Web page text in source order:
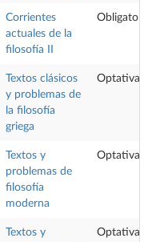
Corrientes
actuales de la
filosofía II
Obligatoria
Textos clásicos
y problemas de
la filosofía
griega
Optativa
Textos y
problemas de
filosofía
moderna
Optativa
Textos y
Optativa